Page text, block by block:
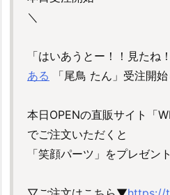
＼
「はいあうとー！！見たね
ある 「尾鳥 たん」受注開
本日OPENの直販サイト「
でご注文いただくと
「笑顔パーツ」をプレゼン